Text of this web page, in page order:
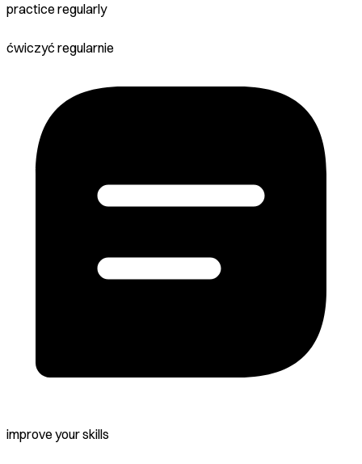
practice regularly
ćwiczyć regularnie
improve your skills